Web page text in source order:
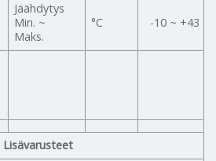
Jäähdytys
Min. ~
Maks.
°C -10 ~ +43
Lisävarusteet